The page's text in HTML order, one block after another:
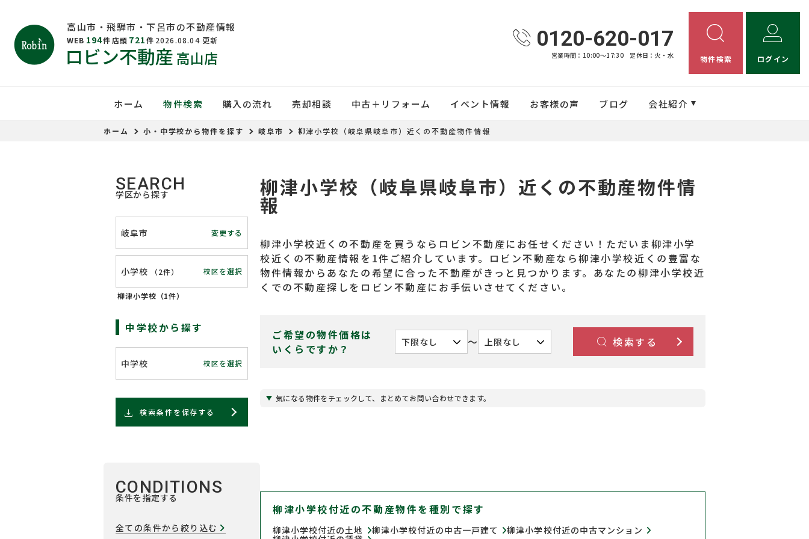
高山市・飛騨市・下呂市の不動産情報
WEB 194件 店頭 721件 2026.08.04 更新
ロビン不動産 高山店
0120-620-017
営業時間：10:00〜17:30 定休日：火・水 物件検索 ログイン
ホーム 物件検索 購入の流れ 売却相談 中古＋リフォーム イベント情報 お客様の声 ブログ 会社紹介
ホーム 小・中学校から物件を探す 岐阜市 柳津小学校（岐阜県岐阜市）近くの不動産物件情報
柳津小学校（岐阜県岐阜市）近くの不動産物件情
報
柳津小学校近くの不動産を買うならロビン不動産にお任せください！ただいま柳津小学
校近くの不動産情報を1件ご紹介しています。ロビン不動産なら柳津小学校近くの豊富な
物件情報からあなたの希望に合った不動産がきっと見つかります。あなたの柳津小学校近
くでの不動産探しをロビン不動産にお手伝いさせてください。
ご希望の物件価格は
いくらですか？
〜 検索する
気になる物件をチェックして、まとめてお問い合わせできます。
柳津小学校付近の不動産物件を種別で探す
柳津小学校付近の土地 柳津小学校付近の中古一戸建て 柳津小学校付近の中古マンション
SEARCH
学区から探す
岐阜市 変更する
小学校 （2件） 校区を選択
柳津小学校（1件）
中学校から探す
中学校 校区を選択
検索条件を保存する
CONDITIONS
条件を指定する
全ての条件から絞り込む